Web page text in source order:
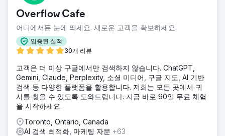
Overflow Cafe
어디에서든 눈에 띄세요. 새로운 고객을 확보하세요.
입증된 실적
30개 리뷰
고객은 더 이상 구글에서만 검색하지 않습니다. ChatGPT,
Gemini, Claude, Perplexity, 소셜 미디어, 구글 지도, AI 기반
검색 등 다양한 플랫폼을 활용합니다. 저희는 모든 곳에서 귀
사를 찾을 수 있도록 도와드립니다. 지금 바로 90일 무료 체험
을 시작하세요.
Toronto, Ontario, Canada
AI 검색 최적화, 마케팅 자문 +63